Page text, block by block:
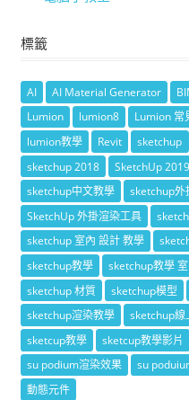
標籤
AI AI Material Generator
Lumion
lumion8 Lumion 常
lumion教學
Revit sketchup
sketchup 2018
SketchUp 2019
sketchup中文教學
sketchup外
SketchUp 外掛渲染工具
sketchup 室內 設計 教學
sketchup教學
sketchup教學
sketchup 材質
sketchup模型
sketchup渲染教學
sketchup線
sketcup教學
sketcup教學影片
su podium渲染效果
su
動態元件